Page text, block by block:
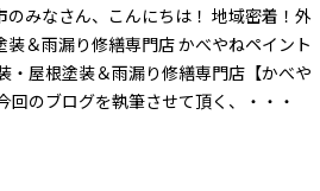
のみなさん、こんにちは！ 地域密着！外
装＆雨漏り修繕専門店 かべやねペイント
・屋根塗装＆雨漏り修繕専門店【かべや
回のブログを執筆させて頂く、・・・